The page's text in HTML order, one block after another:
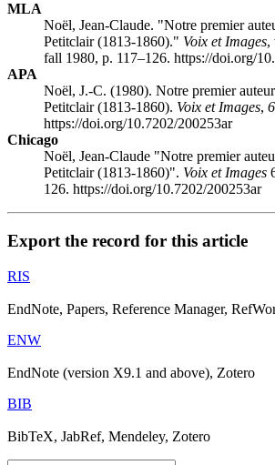
MLA
Noël, Jean-Claude. "Notre premier
Petitclair (1813-1860)." Voix et Images,
fall 1980, p. 117–126. https://doi.org/
APA
Noël, J.-C. (1980). Notre premier
Petitclair (1813-1860). Voix et Images, 6
https://doi.org/10.7202/200253ar
Chicago
Noël, Jean-Claude "Notre premier
Petitclair (1813-1860)". Voix et Images
126. https://doi.org/10.7202/200253ar
Export the record for this article
RIS
EndNote, Papers, Reference Manager,
ENW
EndNote (version X9.1 and above), Zotero
BIB
BibTeX, JabRef, Mendeley, Zotero